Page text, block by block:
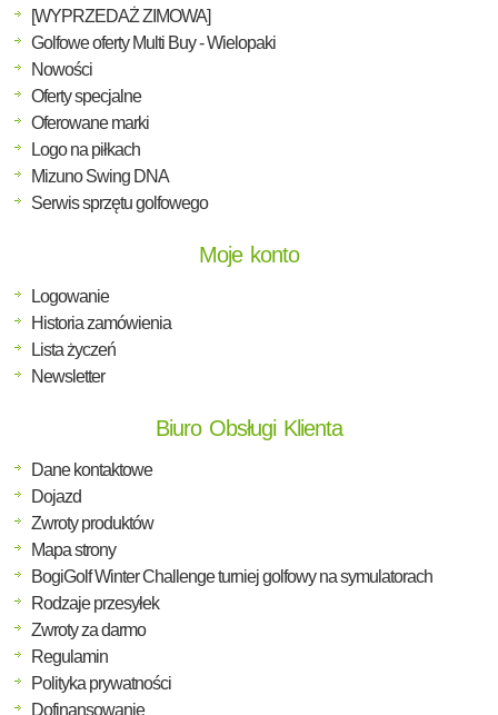
[WYPRZEDAŻ ZIMOWA]
Golfowe oferty Multi Buy - Wielopaki
Nowości
Oferty specjalne
Oferowane marki
Logo na piłkach
Mizuno Swing DNA
Serwis sprzętu golfowego
Moje konto
Logowanie
Historia zamówienia
Lista życzeń
Newsletter
Biuro Obsługi Klienta
Dane kontaktowe
Dojazd
Zwroty produktów
Mapa strony
BogiGolf Winter Challenge turniej golfowy na symulatorach
Rodzaje przesyłek
Zwroty za darmo
Regulamin
Polityka prywatności
Dofinansowanie